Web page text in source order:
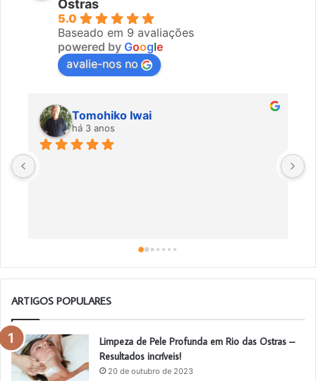
Ostras
5.0
Baseado em 9 avaliações
powered by Google
avalie-nos no
Tomohiko Iwai
há 3 anos
ARTIGOS POPULARES
Limpeza de Pele Profunda em Rio das Ostras –
Resultados incríveis!
20 de outubro de 2023